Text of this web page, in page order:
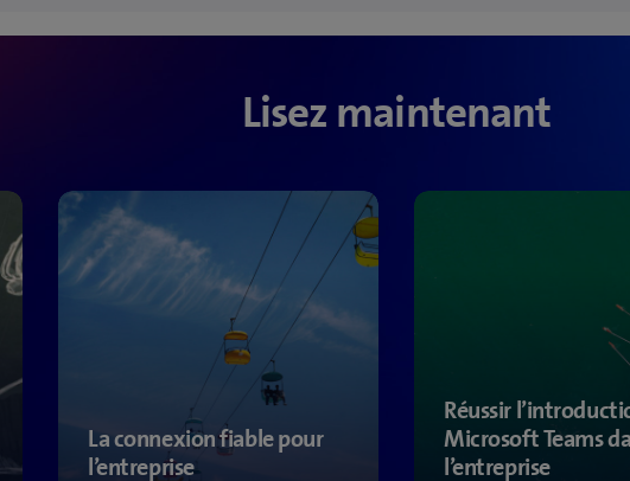
Lisez maintenant
La connexion fiable pour
l’entreprise
Réussir
Microsoft Teams
l’entreprise